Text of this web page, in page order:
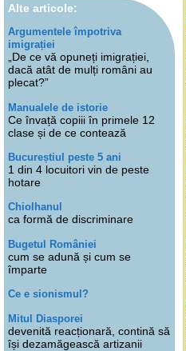
Alte articole:
Argumentele împotriva
imigrației
„De ce vă opuneți imigrației,
dacă atât de mulți români au
plecat?”
Manualele de istorie
Ce învață copiii în primele 12
clase și de ce contează
Bucureștiul peste 5 ani
1 din 4 locuitori vin de peste
hotare
Chiolhanul
ca formă de discriminare
Bugetul României
cum se adună și cum se
împarte
Ce e sionismul?
Mitul Diasporei
devenită reacționară, contină să
își dezamăgească artizanii